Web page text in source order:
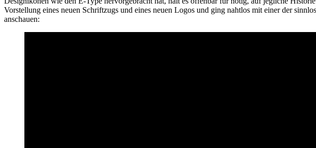
Vorstellung eines neuen Schriftzugs und eines neuen Logos und ging nahtlos mit einer der
anschauen: